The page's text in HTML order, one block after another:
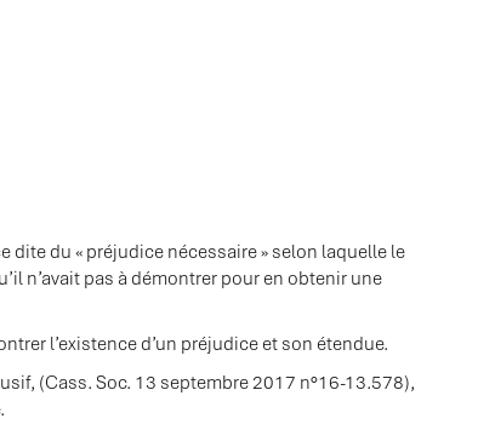
du « préjudice nécessaire » selon laquelle le
n’avait pas à démontrer pour en obtenir une
l’existence d’un préjudice et son étendue.
(Cass. Soc. 13 septembre 2017 n°16-13.578),